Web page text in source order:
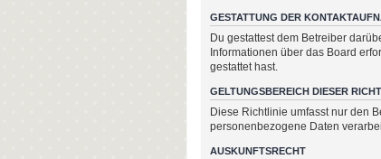
GESTATTUNG DER
Du gestattest dem Betreiber
Informationen über das Board
gestattet hast.
GELTUNGSBEREICH DIESER
Diese Richtlinie umfasst nur den
personenbezogene Daten
AUSKUNFTSRECHT